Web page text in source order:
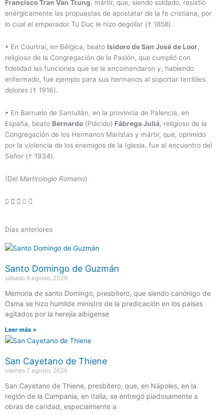
Francisco Tran Van Trung, mártir, que, siendo soldado, resistió
enérgicamente las propuestas de apostatar de la fe cristiana, por
lo cual el emperador Tu Duc le hizo degollar († 1858).
• En Courtrai, en Bélgica, beato Isidoro de San José de Loor,
religioso de la Congregación de la Pasión, que cumplió con
fidelidad las funciones que se le encomendaron y, habiendo
enfermado, fue ejemplo para sus hermanos al soportar terribles
dolores († 1916).
• En Barruelo de Santullán, en la provincia de Palencia, en
España, beato Bernardo (Plácido) Fábrega Juliá, religioso de la
Congregación de los Hermanos Maristas y mártir, que, oprimido
por la violencia de los enemigos de la Iglesia, fue al encuentro del
Señor († 1934).
(Del Martirologio Romano)
Días anteriores
Santo Domingo de Guzmán
sábado 8 agosto, 2026
Memoria de santo Domingo, presbítero, que siendo canónigo de
Osma se hizo humilde ministro de la predicación en los países
agitados por la herejía albigense
Leer más »
San Cayetano de Thiene
viernes 7 agosto, 2026
San Cayetano de Thiene, presbítero, que, en Nápoles, en la
región de la Campania, en Italia, se entregó piadosamente a
obras de caridad, especialmente a
Página
Página
Página
Página
Página